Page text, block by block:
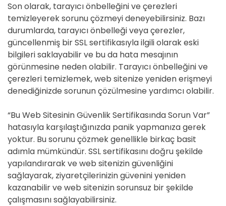
Son olarak, tarayıcı önbelleğini ve çerezleri
temizleyerek sorunu çözmeyi deneyebilirsiniz. Bazı
durumlarda, tarayıcı önbelleği veya çerezler,
güncellenmiş bir SSL sertifikasıyla ilgili olarak eski
bilgileri saklayabilir ve bu da hata mesajının
görünmesine neden olabilir. Tarayıcı önbelleğini ve
çerezleri temizlemek, web sitenize yeniden erişmeyi
denediğinizde sorunun çözülmesine yardımcı olabilir.
“Bu Web Sitesinin Güvenlik Sertifikasında Sorun Var”
hatasıyla karşılaştığınızda panik yapmanıza gerek
yoktur. Bu sorunu çözmek genellikle birkaç basit
adımla mümkündür. SSL sertifikasını doğru şekilde
yapılandırarak ve web sitenizin güvenliğini
sağlayarak, ziyaretçilerinizin güvenini yeniden
kazanabilir ve web sitenizin sorunsuz bir şekilde
çalışmasını sağlayabilirsiniz.